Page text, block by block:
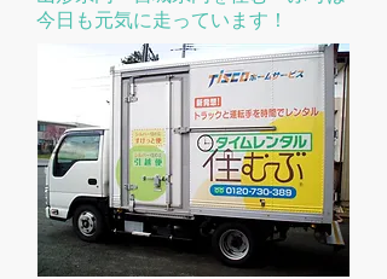
今日も元気に走っています！